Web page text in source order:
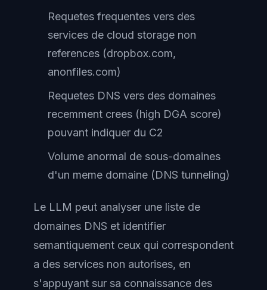
Requetes frequentes vers des
services de cloud storage non
references (dropbox.com,
anonfiles.com)
Requetes DNS vers des domaines
recemment crees (high DGA score)
pouvant indiquer du C2
Volume anormal de sous-domaines
d'un meme domaine (DNS tunneling)
Le LLM peut analyser une liste de
domaines DNS et identifier
semantiquement ceux qui correspondent
a des services non autorises, en
s'appuyant sur sa connaissance des